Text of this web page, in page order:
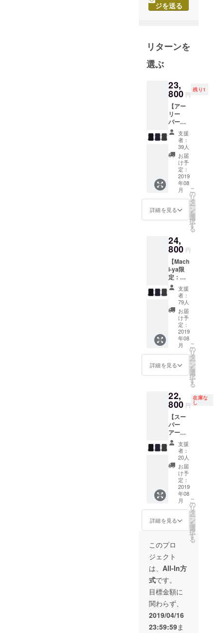
計・製作を
す。2016年2
月に薄い財
布
テニュイ
ス）」が完
成。同年11
月に改良版
「Tenuis2」
2019年には
「Tenuis3」
を発表し、
国内クラウ
ドファン
ディングの
財布カテゴ
最高額を達
成しまし
た。不必要
なものを省
くミニマリ
ズム、合理
性、実用性
を重視して
ジを送る
リターンを
選ぶ
23,
800 円
残り1
【アー
リー
バー
ド：限
定40個
1000円
オフ】
STORIO
バック
パッ
ク 1個
支援
者：
39人
お届
け予
定：
2019
年08
月
詳細を見る
こ
の
リ
タ
ー
ン
を
選
択
す
る
24,
800 円
【Mach
i-ya限
定：一
般販売
より早
く入
手!】
STORIO
バック
パッ
ク 1個
支援
者：
79人
お届
け予
定：
2019
年08
月
詳細を見る
こ
の
リ
タ
ー
ン
を
選
択
す
る
22,
800 円
在庫な
し
【スー
パー
アー
リー
バー
ド：限
定20個
2000円
オフ】
STORIO
バック
パッ
ク 1個
支援
者：
20人
お届
け予
定：
2019
年08
月
詳細を見る
こ
の
リ
タ
ー
ン
を
選
択
す
る
このプロ
ジェクト
は、 All-In方
式です。
目標金額に
関わらず、
2019/04/16
23:59:59ま